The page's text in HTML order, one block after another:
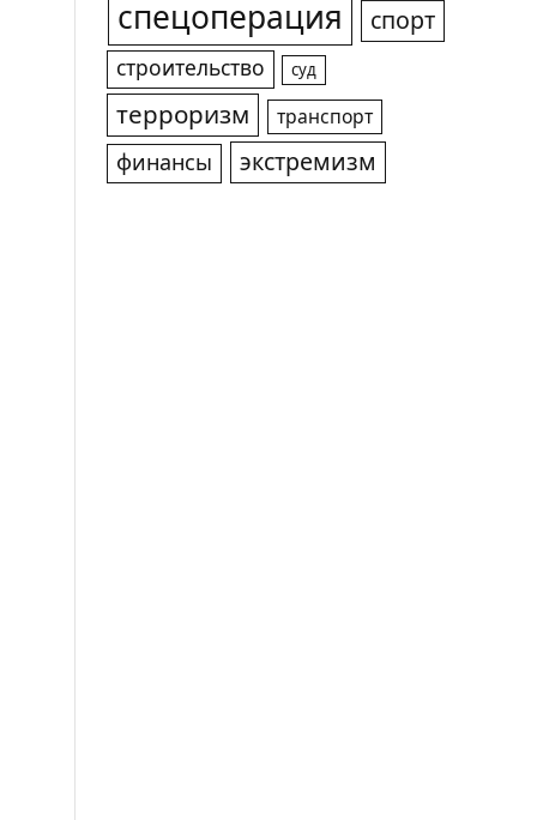
спецоперация спорт
строительство суд
терроризм транспорт
финансы экстремизм